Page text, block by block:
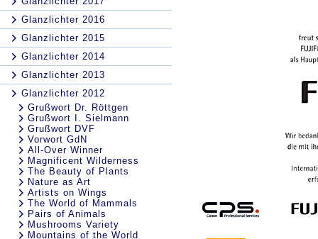
Glanzlichter 2016
Glanzlichter 2015
Glanzlichter 2014
Glanzlichter 2013
Glanzlichter 2012
Grußwort Dr. Röttgen
Grußwort I. Sielmann
Grußwort DVF
Vorwort GdN
All-Over Winner
Magnificent Wilderness
The Beauty of Plants
Nature as Art
Artists on Wings
The World of Mammals
Pairs of Animals
Mushrooms Variety
Mountains of the World